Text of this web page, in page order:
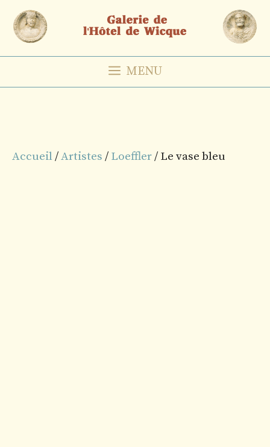
Aller
contenu
MENU
Accueil/Artistes / Loeffler/ Le vase bleu